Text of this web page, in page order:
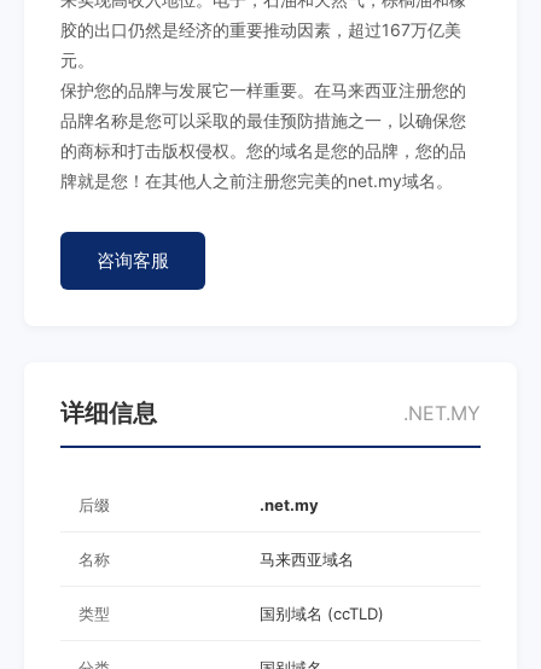
胶的出口仍然是经济的重要推动因素，超过167万亿美
元。
保护您的品牌与发展它一样重要。在马来西亚注册您的
品牌名称是您可以采取的最佳预防措施之一，以确保您
的商标和打击版权侵权。您的域名是您的品牌，您的品
牌就是您！在其他人之前注册您完美的net.my域名。
咨询客服
详细信息 .NET.MY
后缀 .net.my
名称 马来西亚域名
类型 国别域名 (ccTLD)